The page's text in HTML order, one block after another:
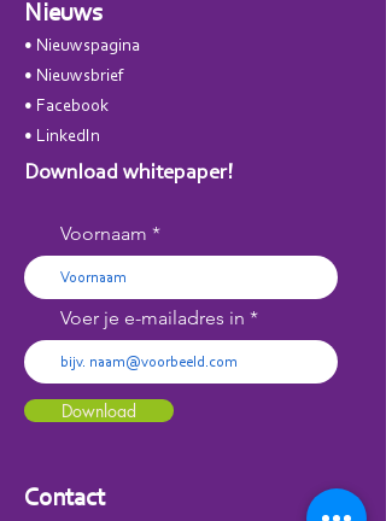
Nieuws
• Nieuwspagina
• Nieuwsbrief
• Facebook
• LinkedIn
Download whitepaper!
Voornaam
Voer je e-mailadres in
Download
Contact